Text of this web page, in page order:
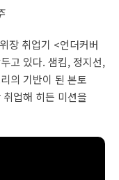
장 취업기 <언더커버
고 있다. 샘킴, 정지선,
의 기반이 된 본토
업해 히든 미션을